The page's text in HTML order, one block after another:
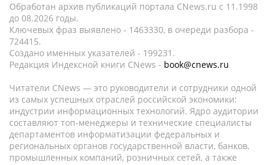
Обработан архив публикаций портала CNews.ru c 11.1998
до 08.2026 годы.
Ключевых фраз выявлено - 1463330, в очереди разбора -
724415.
Создано именных указателей - 199231.
Редакция Индексной книги CNews - book@cnews.ru
Читатели CNews — это руководители и сотрудники одной
из самых успешных отраслей российской экономики:
индустрии информационных технологий. Ядро аудитории
составляют топ-менеджеры и технические специалисты
департаментов информатизации федеральных и
региональных органов государственной власти, банков,
промышленных компаний, розничных сетей, а также